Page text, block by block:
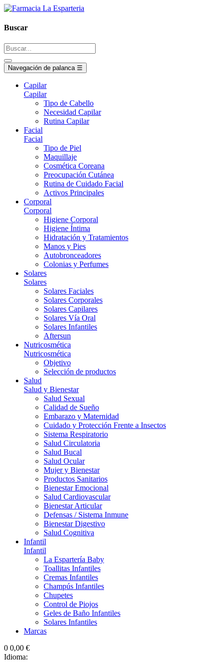
Buscar
Navegación de palanca ☰
Capilar
Capilar
Tipo de Cabello
Necesidad Capilar
Rutina Capilar
Facial
Facial
Tipo de Piel
Maquillaje
Cosmética Coreana
Preocupación Cutánea
Rutina de Cuidado Facial
Activos Principales
Corporal
Corporal
Higiene Corporal
Higiene Íntima
Hidratación y Tratamientos
Manos y Pies
Autobronceadores
Colonias y Perfumes
Solares
Solares
Solares Faciales
Solares Corporales
Solares Capilares
Solares Vía Oral
Solares Infantiles
Aftersun
Nutricosmética
Nutricosmética
Objetivo
Selección de productos
Salud
Salud y Bienestar
Salud Sexual
Calidad de Sueño
Embarazo y Maternidad
Cuidado y Protección Frente a Insectos
Sistema Respiratorio
Salud Circulatoria
Salud Bucal
Salud Ocular
Mujer y Bienestar
Productos Sanitarios
Bienestar Emocional
Salud Cardiovascular
Bienestar Articular
Defensas / Sistema Inmune
Bienestar Digestivo
Salud Cognitiva
Infantil
Infantil
La Espartería Baby
Toallitas Infantiles
Cremas Infantiles
Champús Infantiles
Chupetes
Control de Piojos
Geles de Baño Infantiles
Solares Infantiles
Marcas
0 0,00 €
Idioma: